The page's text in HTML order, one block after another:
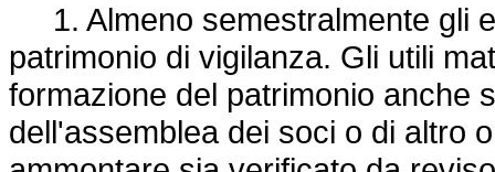
1. Almeno semestralmente gli
patrimonio di vigilanza. Gli utili
formazione del patrimonio anche
dell'assemblea dei soci o di altro